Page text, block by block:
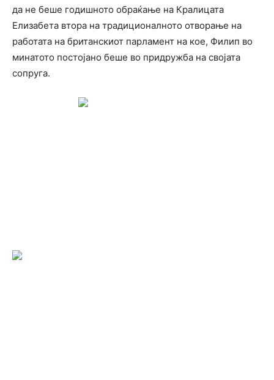
да не беше годишното обраќање на Кралицата
Елизабета втора на традиционалното отворање на
работата на британскиот парламент на кое, Филип во
минатото постојано беше во придружба на својата
сопруга.